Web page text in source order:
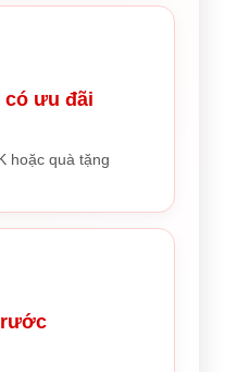
ưu đãi
hoặc quà tặng